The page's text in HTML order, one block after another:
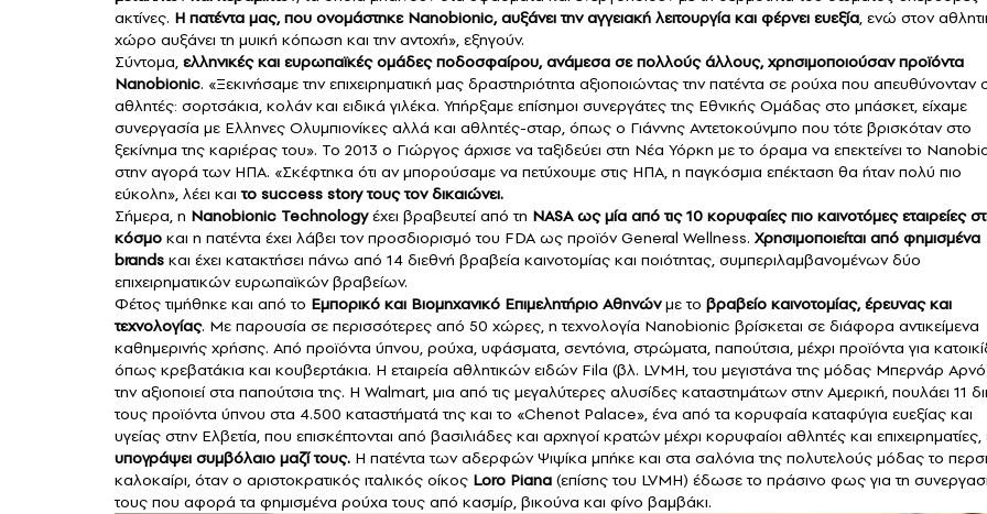
ακτίνες. Η πατέντα μας, που ονομάστηκε Nanobionic, αυξάνει την αγγειακή λειτουργία και φέρνει ευεξία, ενώ στον
χώρο αυξάνει τη μυική κόπωση και την αντοχή», εξηγούν.
Σύντομα, ελληνικές και ευρωπαϊκές ομάδες ποδοσφαίρου, ανάμεσα σε πολλούς άλλους, χρησιμοποιούσαν προϊόντα
Nanobionic. «Ξεκινήσαμε την επιχειρηματική μας δραστηριότητα αξιοποιώντας την πατέντα σε ρούχα που απευθύνονταν
αθλητές: σορτσάκια, κολάν και ειδικά γιλέκα. Υπήρξαμε επίσημοι συνεργάτες της Εθνικής Ομάδας στο μπάσκετ, είχαμε
συνεργασία με Ελληνες Ολυμπιονίκες αλλά και αθλητές-σταρ, όπως ο Γιάννης Αντετοκούνμπο που τότε βρισκόταν στο
ξεκίνημα της καριέρας του». Το 2013 ο Γιώργος άρχισε να ταξιδεύει στη Νέα Υόρκη με το όραμα να επεκτείνει το
στην αγορά των ΗΠΑ. «Σκέφτηκα ότι αν μπορούσαμε να πετύχουμε στις ΗΠΑ, η παγκόσμια επέκταση θα ήταν πολύ πιο
εύκολη», λέει και το success story τους τον δικαιώνει.
Σήμερα, η Nanobionic Technologyέχει βραβευτεί από τη NASA ως μία από τις 10 κορυφαίες πιο καινοτόμες εταιρείες
κόσμο και η πατέντα έχει λάβει τον προσδιορισμό του FDA ως προϊόν General Wellness. Χρησιμοποιείται από φημισμένα
brands και έχει κατακτήσει πάνω από 14 διεθνή βραβεία καινοτομίας και ποιότητας, συμπεριλαμβανομένων δύο
επιχειρηματικών ευρωπαϊκών βραβείων.
Φέτος τιμήθηκε και από το Εμπορικό και Βιομηχανικό Επιμελητήριο Αθηνώνμε το βραβείο καινοτομίας, έρευνας και
τεχνολογίας. Με παρουσία σε περισσότερες από 50 χώρες, η τεχνολογία Nanobionic βρίσκεται σε διάφορα αντικείμενα
καθημερινής χρήσης. Από προϊόντα ύπνου, ρούχα, υφάσματα, σεντόνια, στρώματα, παπούτσια, μέχρι προϊόντα για
όπως κρεβατάκια και κουβερτάκια. Η εταιρεία αθλητικών ειδών Fila (βλ. LVΜΗ, του μεγιστάνα της μόδας Μπερνάρ
την αξιοποιεί στα παπούτσια της. Η Walmart, μια από τις μεγαλύτερες αλυσίδες καταστημάτων στην Αμερική, πουλάει 11
τους προϊόντα ύπνου στα 4.500 καταστήματά της και το «Chenot Palace», ένα από τα κορυφαία καταφύγια ευεξίας και
υγείας στην Ελβετία, που επισκέπτονται από βασιλιάδες και αρχηγοί κρατών μέχρι κορυφαίοι αθλητές και επιχειρηματίες,
υπογράψει συμβόλαιο μαζί τους. Η πατέντα των αδερφών Ψιψίκα μπήκε και στα σαλόνια της πολυτελούς μόδας το
καλοκαίρι, όταν ο αριστοκρατικός ιταλικός οίκος Loro Piana (επίσης του LVΜΗ) έδωσε το πράσινο φως για τη
τους που αφορά τα φημισμένα ρούχα τους από κασμίρ, βικούνα και φίνο βαμβάκι.